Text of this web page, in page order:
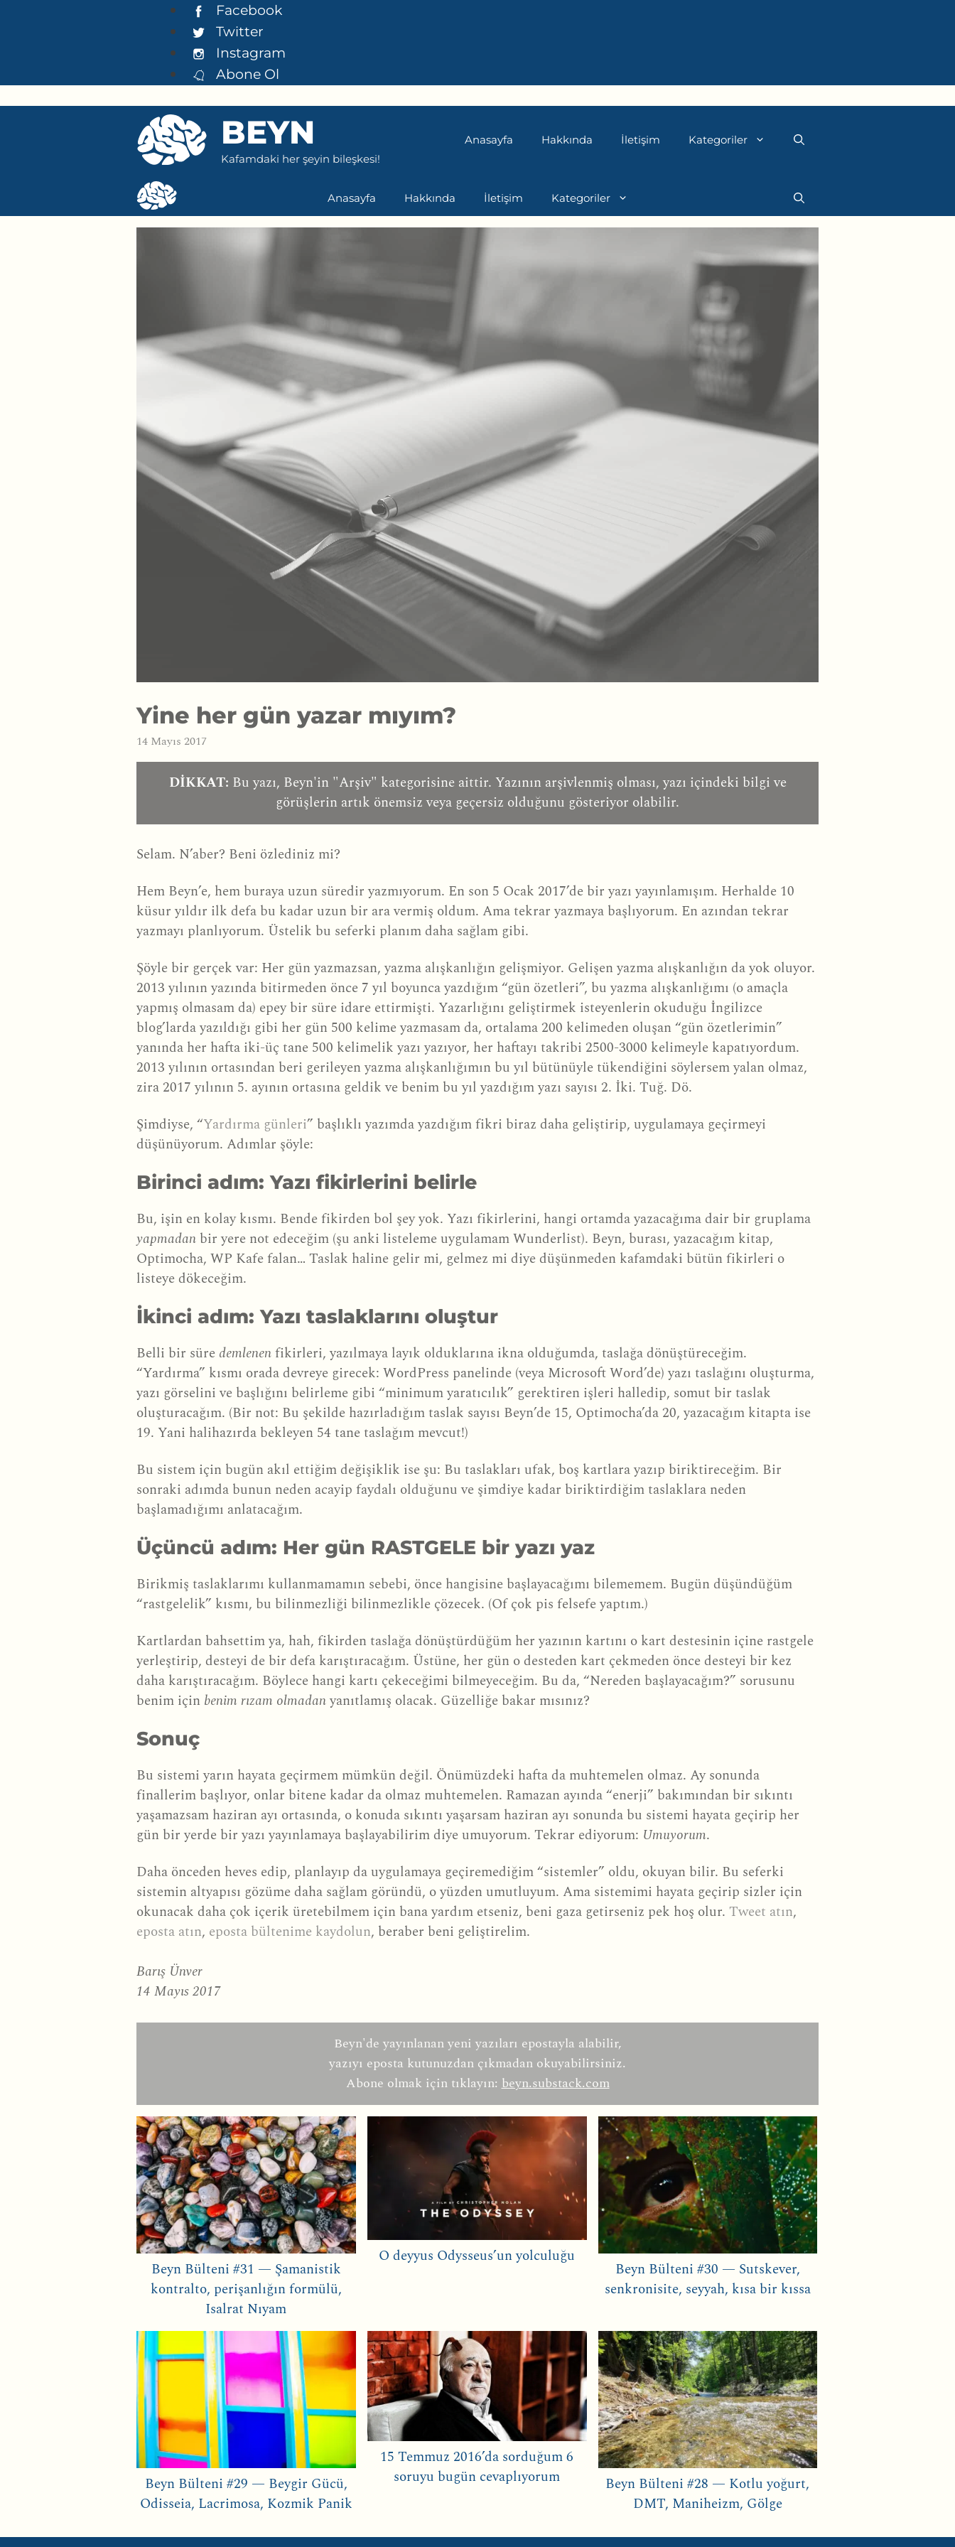
Facebook
Twitter
Instagram
Abone Ol
BEYN
Kafamdaki her şeyin bileşkesi!
Anasayfa Hakkında İletişim Kategoriler
Anasayfa Hakkında İletişim Kategoriler
Yine her gün yazar mıyım?
14 Mayıs 2017
DİKKAT: Bu yazı, Beyn'in "Arşiv" kategorisine aittir. Yazının arşivlenmiş olması, yazı içindeki bilgi ve
görüşlerin artık önemsiz veya geçersiz olduğunu gösteriyor olabilir.
Selam. N’aber? Beni özlediniz mi?
Hem Beyn’e, hem buraya uzun süredir yazmıyorum. En son 5 Ocak 2017’de bir yazı yayınlamışım. Herhalde 10
küsur yıldır ilk defa bu kadar uzun bir ara vermiş oldum. Ama tekrar yazmaya başlıyorum. En azından tekrar
yazmayı planlıyorum. Üstelik bu seferki planım daha sağlam gibi.
Şöyle bir gerçek var: Her gün yazmazsan, yazma alışkanlığın gelişmiyor. Gelişen yazma alışkanlığın da yok oluyor.
2013 yılının yazında bitirmeden önce 7 yıl boyunca yazdığım “gün özetleri”, bu yazma alışkanlığımı (o amaçla
yapmış olmasam da) epey bir süre idare ettirmişti. Yazarlığını geliştirmek isteyenlerin okuduğu İngilizce
blog’larda yazıldığı gibi her gün 500 kelime yazmasam da, ortalama 200 kelimeden oluşan “gün özetlerimin”
yanında her hafta iki-üç tane 500 kelimelik yazı yazıyor, her haftayı takribi 2500-3000 kelimeyle kapatıyordum.
2013 yılının ortasından beri gerileyen yazma alışkanlığımın bu yıl bütünüyle tükendiğini söylersem yalan olmaz,
zira 2017 yılının 5. ayının ortasına geldik ve benim bu yıl yazdığım yazı sayısı 2. İki. Tuğ. Dö.
Şimdiyse, “Yardırma günleri” başlıklı yazımda yazdığım fikri biraz daha geliştirip, uygulamaya geçirmeyi
düşünüyorum. Adımlar şöyle:
Birinci adım: Yazı fikirlerini belirle
Bu, işin en kolay kısmı. Bende fikirden bol şey yok. Yazı fikirlerini, hangi ortamda yazacağıma dair bir gruplama
yapmadan bir yere not edeceğim (şu anki listeleme uygulamam Wunderlist). Beyn, burası, yazacağım kitap,
Optimocha, WP Kafe falan… Taslak haline gelir mi, gelmez mi diye düşünmeden kafamdaki bütün fikirleri o
listeye dökeceğim.
İkinci adım: Yazı taslaklarını oluştur
Belli bir süre demlenenfikirleri, yazılmaya layık olduklarına ikna olduğumda, taslağa dönüştüreceğim.
“Yardırma” kısmı orada devreye girecek: WordPress panelinde (veya Microsoft Word’de) yazı taslağını oluşturma,
yazı görselini ve başlığını belirleme gibi “minimum yaratıcılık” gerektiren işleri halledip, somut bir taslak
oluşturacağım. (Bir not: Bu şekilde hazırladığım taslak sayısı Beyn’de 15, Optimocha’da 20, yazacağım kitapta ise
19. Yani halihazırda bekleyen 54 tane taslağım mevcut!)
Bu sistem için bugün akıl ettiğim değişiklik ise şu: Bu taslakları ufak, boş kartlara yazıp biriktireceğim. Bir
sonraki adımda bunun neden acayip faydalı olduğunu ve şimdiye kadar biriktirdiğim taslaklara neden
başlamadığımı anlatacağım.
Üçüncü adım: Her gün RASTGELE bir yazı yaz
Birikmiş taslaklarımı kullanmamamın sebebi, önce hangisine başlayacağımı bilememem. Bugün düşündüğüm
“rastgelelik” kısmı, bu bilinmezliği bilinmezlikle çözecek. (Of çok pis felsefe yaptım.)
Kartlardan bahsettim ya, hah, fikirden taslağa dönüştürdüğüm her yazının kartını o kart destesinin içine rastgele
yerleştirip, desteyi de bir defa karıştıracağım. Üstüne, her gün o desteden kart çekmeden önce desteyi bir kez
daha karıştıracağım. Böylece hangi kartı çekeceğimi bilmeyeceğim. Bu da, “Nereden başlayacağım?” sorusunu
benim için benim rızam olmadanyanıtlamış olacak. Güzelliğe bakar mısınız?
Sonuç
Bu sistemi yarın hayata geçirmem mümkün değil. Önümüzdeki hafta da muhtemelen olmaz. Ay sonunda
finallerim başlıyor, onlar bitene kadar da olmaz muhtemelen. Ramazan ayında “enerji” bakımından bir sıkıntı
yaşamazsam haziran ayı ortasında, o konuda sıkıntı yaşarsam haziran ayı sonunda bu sistemi hayata geçirip her
gün bir yerde bir yazı yayınlamaya başlayabilirim diye umuyorum. Tekrar ediyorum: Umuyorum.
Daha önceden heves edip, planlayıp da uygulamaya geçiremediğim “sistemler” oldu, okuyan bilir. Bu seferki
sistemin altyapısı gözüme daha sağlam göründü, o yüzden umutluyum. Ama sistemimi hayata geçirip sizler için
okunacak daha çok içerik üretebilmem için bana yardım etseniz, beni gaza getirseniz pek hoş olur. Tweet atın,
eposta atın, eposta bültenime kaydolun, beraber beni geliştirelim.
Barış Ünver
14 Mayıs 2017
Beyn'de yayınlanan yeni yazıları epostayla alabilir,
yazıyı eposta kutunuzdan çıkmadan okuyabilirsiniz.
Abone olmak için tıklayın:beyn.substack.com
Beyn Bülteni #31 — Şamanistik
kontralto, perişanlığın formülü,
Isalrat Nıyam
O deyyus Odysseus’un yolculuğu
Beyn Bülteni #30 — Sutskever,
senkronisite, seyyah, kısa bir kıssa
Beyn Bülteni #29 — Beygir Gücü,
Odisseia, Lacrimosa, Kozmik Panik
15 Temmuz 2016’da sorduğum 6
soruyu bugün cevaplıyorum
Beyn Bülteni #28 — Kotlu yoğurt,
DMT, Maniheizm, Gölge